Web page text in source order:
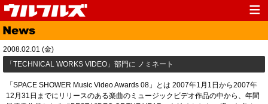
Top
Media Live
Fanclub Goods
2008.02.01 (金)
「TECHNICAL WORKS VIDEO」部門に ノミネート
「SPACE SHOWER Music Video Awards 08」とは 2007年1月1日から2007年
12月31日までにリリースのある楽曲のミュージックビデオ作品の中から、年間